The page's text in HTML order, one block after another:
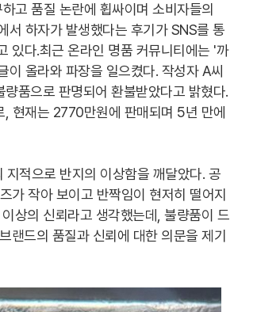
고 품질 논란에 휩싸이며 소비자들의
서 하자가 발생했다는 후기가 SNS를 통
있다.최근 온라인 명품 커뮤니티에는 '까
올라와 파장을 일으켰다. 작성자 A씨
품으로 판명되어 환불받았다고 밝혔다.
현재는 2770만원에 판매되며 5년 만에
적으로 반지의 이상함을 깨달았다. 공
가 작아 보이고 반짝임이 현저히 떨어지
상의 신뢰라고 생각했는데, 불량품이 드
랜드의 품질과 신뢰에 대한 의문을 제기